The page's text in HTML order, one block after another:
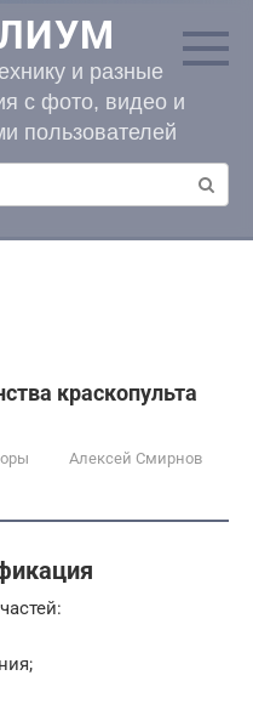
и разные
с фото, видео и
пользователей
краскопульта
Алексей Смирнов